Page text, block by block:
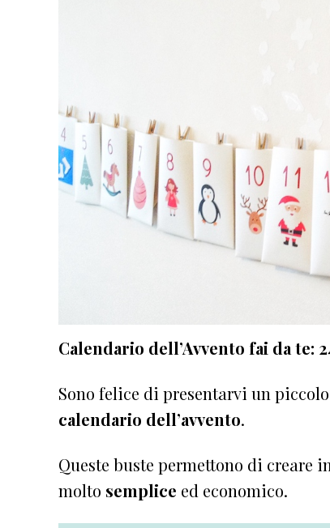
Calendario dell’Avvento fai da te:
Sono felice di presentarvi un
calendario dell’avvento.
Queste buste permettono di creare
molto semplice ed economico.